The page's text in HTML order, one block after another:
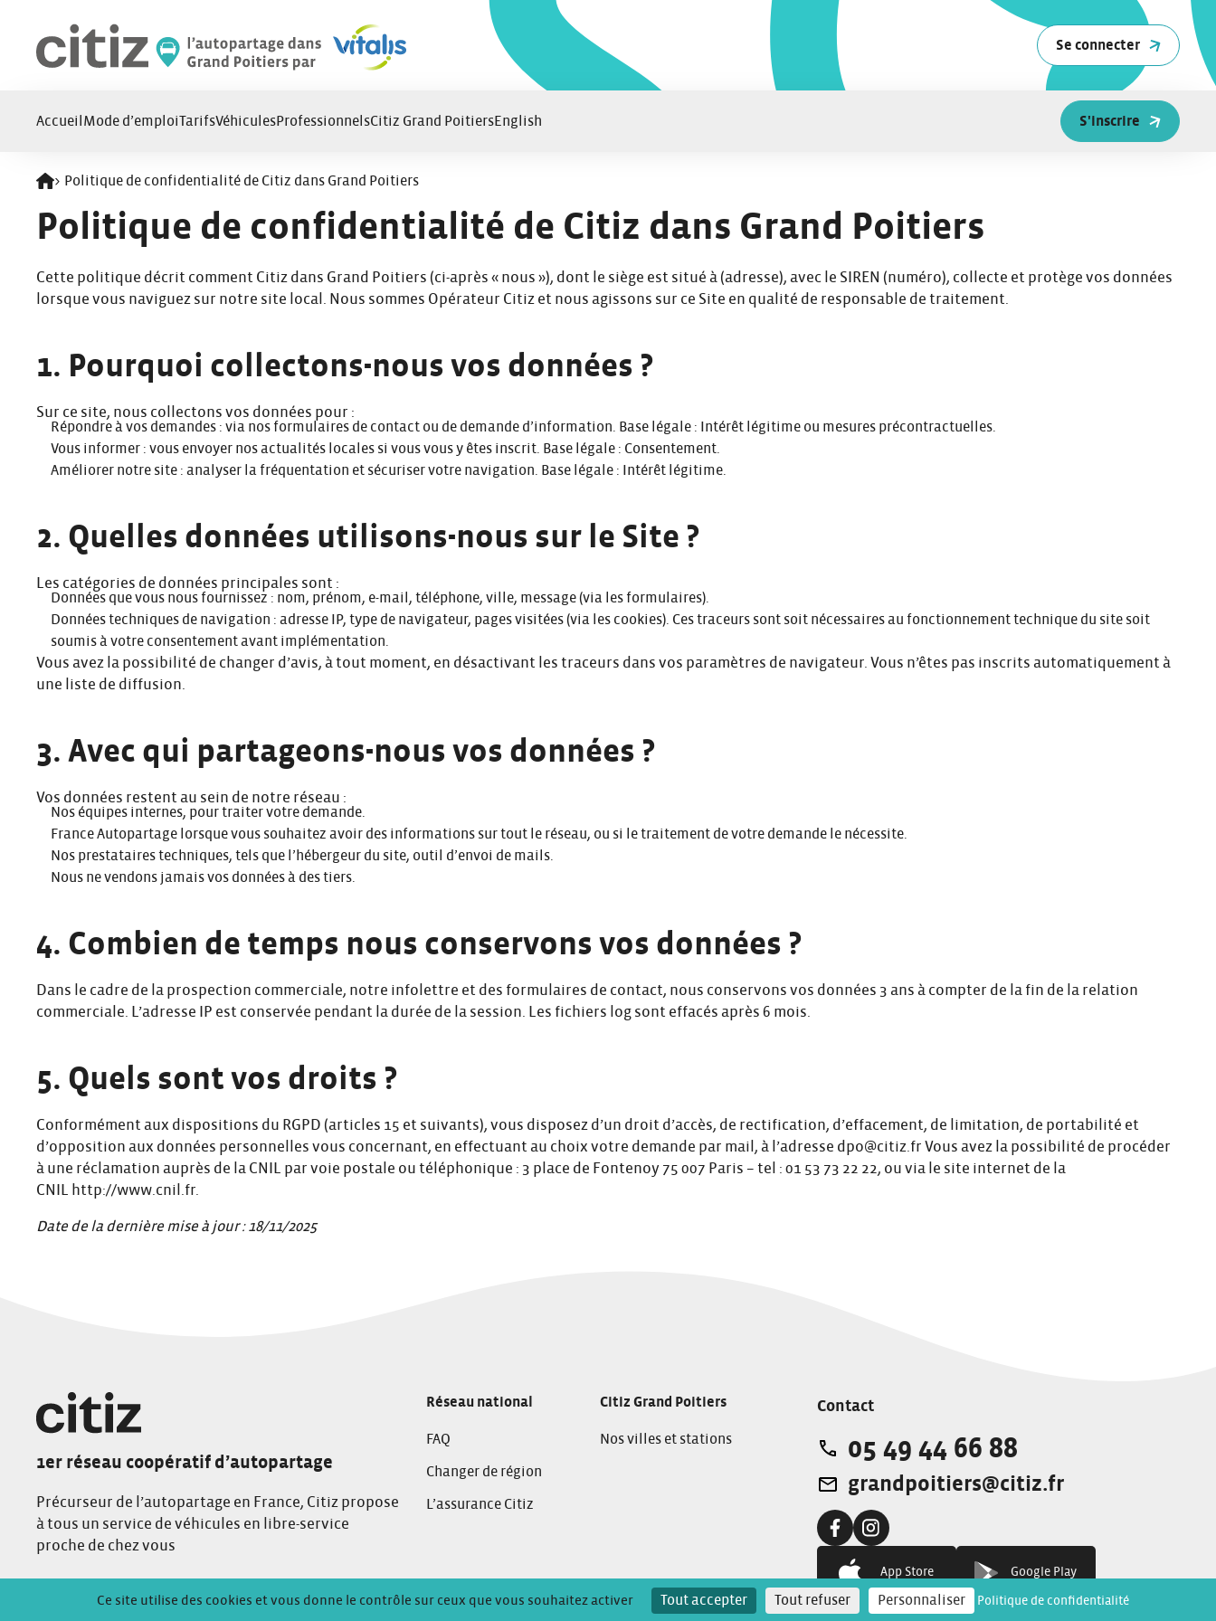
Se connecter
Accueil Mode d’emploiTarifsVéhiculesProfessionnelsCitiz Grand PoitiersEnglish S'inscrire
Retour à l'accueil
> Politique de confidentialité de Citiz dans Grand Poitiers
Politique de confidentialité de Citiz dans Grand Poitiers
Cette politique décrit comment Citiz dans Grand Poitiers (ci-après « nous »), dont le siège est situé à (adresse), avec le SIREN (numéro), collecte et protège vos données
lorsque vous naviguez sur notre site local. Nous sommes Opérateur Citiz et nous agissons sur ce Site en qualité de responsable de traitement.
1. Pourquoi collectons-nous vos données ?
Sur ce site, nous collectons vos données pour :
Répondre à vos demandes : via nos formulaires de contact ou de demande d’information. Base légale : Intérêt légitime ou mesures précontractuelles.
Vous informer : vous envoyer nos actualités locales si vous vous y êtes inscrit. Base légale : Consentement.
Améliorer notre site : analyser la fréquentation et sécuriser votre navigation. Base légale : Intérêt légitime.
2. Quelles données utilisons-nous sur le Site ?
Les catégories de données principales sont :
Données que vous nous fournissez : nom, prénom, e-mail, téléphone, ville, message (via les formulaires).
Données techniques de navigation : adresse IP, type de navigateur, pages visitées (via les cookies). Ces traceurs sont soit nécessaires au fonctionnement technique du site soit
soumis à votre consentement avant implémentation.
Vous avez la possibilité de changer d’avis, à tout moment, en désactivant les traceurs dans vos paramètres de navigateur. Vous n’êtes pas inscrits automatiquement à
une liste de diffusion.
3. Avec qui partageons-nous vos données ?
Vos données restent au sein de notre réseau :
Nos équipes internes, pour traiter votre demande.
France Autopartage lorsque vous souhaitez avoir des informations sur tout le réseau, ou si le traitement de votre demande le nécessite.
Nos prestataires techniques, tels que l’hébergeur du site, outil d’envoi de mails.
Nous ne vendons jamais vos données à des tiers.
4. Combien de temps nous conservons vos données ?
Dans le cadre de la prospection commerciale, notre infolettre et des formulaires de contact, nous conservons vos données 3 ans à compter de la fin de la relation
commerciale. L’adresse IP est conservée pendant la durée de la session. Les fichiers log sont effacés après 6 mois.
5. Quels sont vos droits ?
Conformément aux dispositions du RGPD (articles 15 et suivants), vous disposez d’un droit d’accès, de rectification, d’effacement, de limitation, de portabilité et
d’opposition aux données personnelles vous concernant, en effectuant au choix votre demande par mail, à l’adresse dpo@citiz.fr Vous avez la possibilité de procéder
à une réclamation auprès de la CNIL par voie postale ou téléphonique : 3 place de Fontenoy 75 007 Paris – tel : 01 53 73 22 22, ou via le site internet de la
CNIL
http://www.cnil.fr
Date de la dernière mise à jour : 18/11/2025
1er réseau coopératif d’autopartage
Précurseur de l’autopartage en France, Citiz propose
à tous un service de véhicules en libre-service
proche de chez vous
Contact
Téléphone:
05 49 44 66 88
Adresse e-mail:
grandpoitiers@citiz.fr
Facebook:Instagram:
App Store Google Play
Réseau national
FAQ
Changer de région
L’assurance Citiz
Citiz Grand Poitiers
Nos villes et stations
Ce site utilise des cookies et vous donne le contrôle sur ceux que vous souhaitez activer Tout accepter Tout refuser Personnaliser Politique de confidentialité